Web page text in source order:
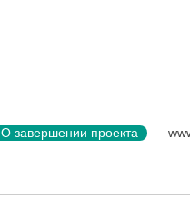
О завершении проекта